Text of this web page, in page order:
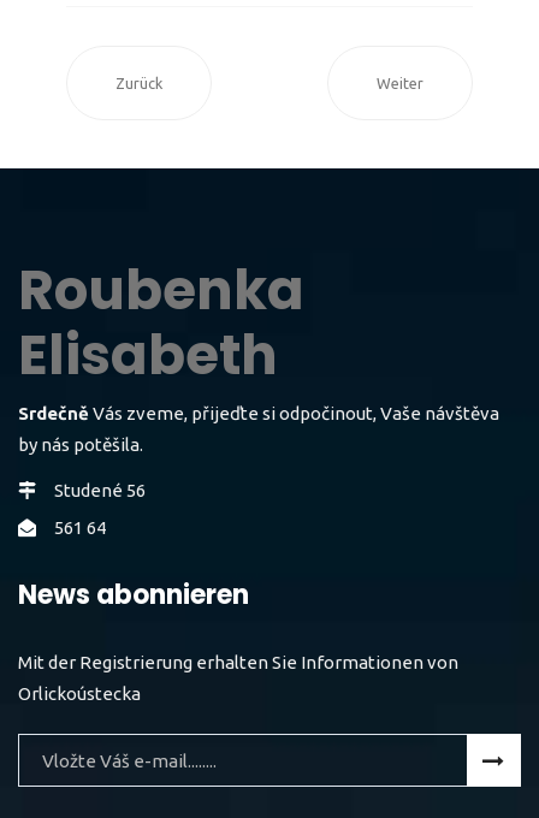
Zurück Weiter
Roubenka
Elisabeth
Srdečně Vás zveme, přijeďte si odpočinout, Vaše návštěva
by nás potěšila.
Studené 56
561 64
News abonnieren
Mit der Registrierung erhalten Sie Informationen von
Orlickoústecka